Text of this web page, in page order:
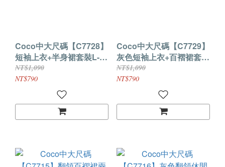
Coco中大尺碼【C7728】
短袖上衣+半身裙套裝L-
4XL
NT$1,090
NT$790
Coco中大尺碼【C7729】
灰色短袖上衣+百褶裙套裝
L-4XL
NT$1,090
NT$790